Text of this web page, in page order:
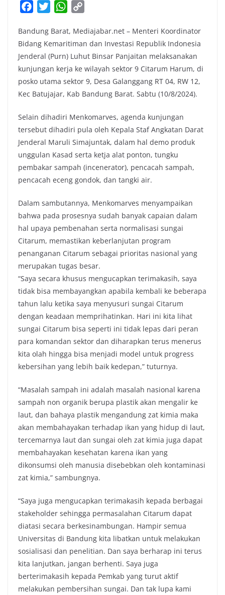
c
e
b
o
o
k
i
t
t
e
r
W
a
t
s
A
p
p
p
y
L
i
n
k
Bandung Barat, Mediajabar.net – Menteri Koordinator
Bidang Kemaritiman dan Investasi Republik Indonesia
Jenderal (Purn) Luhut Binsar Panjaitan melaksanakan
kunjungan kerja ke wilayah sektor 9 Citarum Harum, di
posko utama sektor 9, Desa Galanggang RT 04, RW 12,
Kec Batujajar, Kab Bandung Barat. Sabtu (10/8/2024).
Selain dihadiri Menkomarves, agenda kunjungan
tersebut dihadiri pula oleh Kepala Staf Angkatan Darat
Jenderal Maruli Simajuntak, dalam hal demo produk
unggulan Kasad serta ketja alat ponton, tungku
pembakar sampah (incenerator), pencacah sampah,
pencacah eceng gondok, dan tangki air.
Dalam sambutannya, Menkomarves menyampaikan
bahwa pada prosesnya sudah banyak capaian dalam
hal upaya pembenahan serta normalisasi sungai
Citarum, memastikan keberlanjutan program
penanganan Citarum sebagai prioritas nasional yang
merupakan tugas besar.
“Saya secara khusus mengucapkan terimakasih, saya
tidak bisa membayangkan apabila kembali ke beberapa
tahun lalu ketika saya menyusuri sungai Citarum
dengan keadaan memprihatinkan. Hari ini kita lihat
sungai Citarum bisa seperti ini tidak lepas dari peran
para komandan sektor dan diharapkan terus menerus
kita olah hingga bisa menjadi model untuk progress
kebersihan yang lebih baik kedepan,” tuturnya.
“Masalah sampah ini adalah masalah nasional karena
sampah non organik berupa plastik akan mengalir ke
laut, dan bahaya plastik mengandung zat kimia maka
akan membahayakan terhadap ikan yang hidup di laut,
tercemarnya laut dan sungai oleh zat kimia juga dapat
membahayakan kesehatan karena ikan yang
dikonsumsi oleh manusia disebebkan oleh kontaminasi
zat kimia,” sambungnya.
“Saya juga mengucapkan terimakasih kepada berbagai
stakeholder sehingga permasalahan Citarum dapat
diatasi secara berkesinambungan. Hampir semua
Universitas di Bandung kita libatkan untuk melakukan
sosialisasi dan penelitian. Dan saya berharap ini terus
kita lanjutkan, jangan berhenti. Saya juga
berterimakasih kepada Pemkab yang turut aktif
melakukan pembersihan sungai. Dan tak lupa kami